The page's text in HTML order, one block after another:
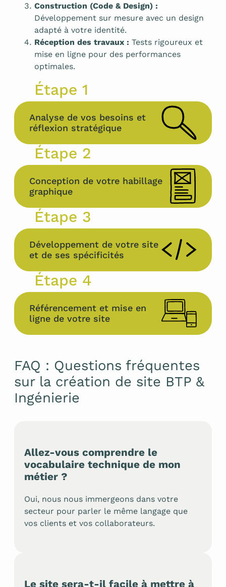
Construction (Code & Design) :
Développement sur mesure avec un design
adapté à votre identité.
Réception des travaux : Tests rigoureux et
mise en ligne pour des performances
optimales.
Étape 1
Analyse de vos besoins et
réflexion stratégique
Étape 2
Conception de votre habillage
graphique
Étape 3
Développement de votre site
et de ses spécificités
Étape 4
Référencement et mise en
ligne de votre site
FAQ : Questions fréquentes
sur la création de site BTP &
Ingénierie
Allez-vous comprendre le
vocabulaire technique de mon
métier ?
Oui, nous nous immergeons dans votre
secteur pour parler le même langage que
vos clients et vos collaborateurs.
Le site sera-t-il facile à mettre à